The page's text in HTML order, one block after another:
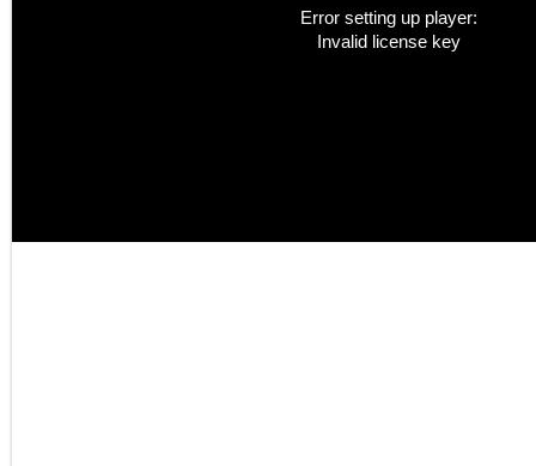
Error setting up player:
Invalid license key